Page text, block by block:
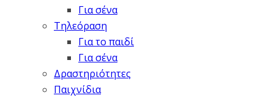
Για σένα
Τηλεόραση
Για το παιδί
Για σένα
Δραστηριότητες
Παιχνίδια